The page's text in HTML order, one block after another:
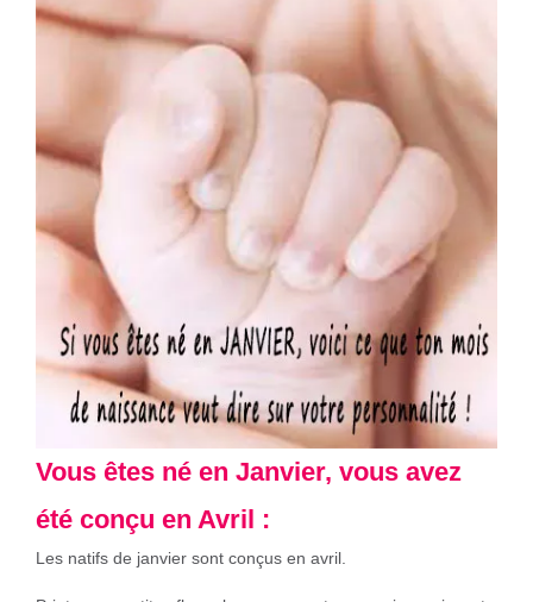
Vous êtes né en Janvier, vous avez
été conçu en Avril :
Les natifs de janvier sont conçus en avril.